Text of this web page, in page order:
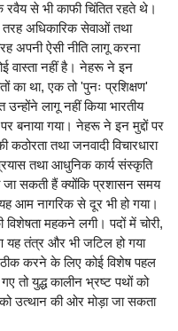
से भी काफी चिंतित रहते थे।
अधिकारिक सेवाओं तथा
अपनी ऐसी नीति लागू करना
वास्ता नहीं है। नेहरू ने इन
का था, एक तो 'पुनः प्रशिक्षण'
लागू नहीं किया भारतीय
बनाया गया। नेहरू ने इन मुद्दों पर
तथा जनवादी विचारधारा
तथा आधुनिक कार्य संस्कृति
सकती हैं क्योंकि प्रशासन समय
आम नागरिक से दूर भी हो गया।
विशेषता महकने लगी। पदों में चोरी,
यह तंत्र और भी जटिल हो गया
करने के लिए कोई विशेष पहल
तो युद्ध कालीन भ्रष्ट पथों को
उत्थान की ओर मोड़ा जा सकता